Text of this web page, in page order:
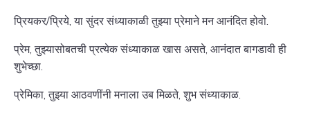
प्रियकर/प्रिये, या सुंदर संध्याकाळी तुझ्या प्रेमाने मन आनंदित होवो.
प्रेम, तुझ्यासोबतची प्रत्येक संध्याकाळ खास असते, आनंदात बागडावी ही
शुभेच्छा.
प्रेमिका, तुझ्या आठवणींनी मनाला उब मिळते, शुभ संध्याकाळ.